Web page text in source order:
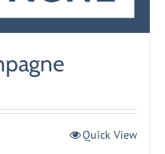
Quick View